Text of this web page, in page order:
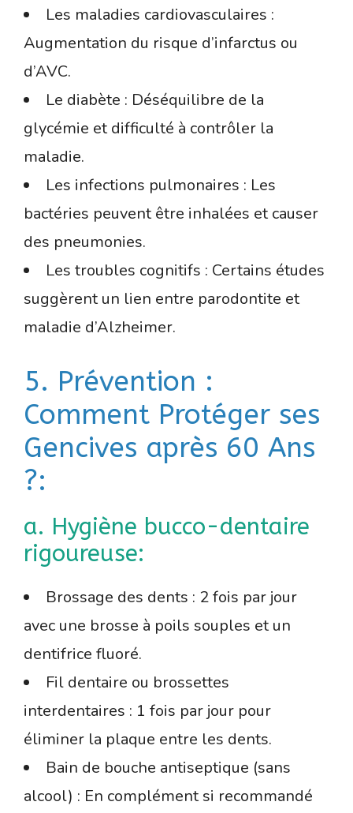
Les maladies cardiovasculaires :
Augmentation du risque d’infarctus ou
d’AVC.
Le diabète : Déséquilibre de la
glycémie et difficulté à contrôler la
maladie.
Les infections pulmonaires : Les
bactéries peuvent être inhalées et causer
des pneumonies.
Les troubles cognitifs : Certains études
suggèrent un lien entre parodontite et
maladie d’Alzheimer.
5. Prévention :
Comment Protéger ses
Gencives après 60 Ans
?:
a. Hygiène bucco-dentaire
rigoureuse:
Brossage des dents : 2 fois par jour
avec une brosse à poils souples et un
dentifrice fluoré.
Fil dentaire ou brossettes
interdentaires : 1 fois par jour pour
éliminer la plaque entre les dents.
Bain de bouche antiseptique (sans
alcool) : En complément si recommandé